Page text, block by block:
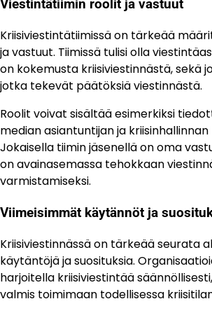
Viestintätiimin roolit ja vastuut
Kriisiviestintätiimissä on tärkeää
ja vastuut. Tiimissä tulisi olla
on kokemusta kriisiviestinnästä, sekä
jotka tekevät päätöksiä viestinnästä.
Roolit voivat sisältää esimerkiksi
median asiantuntijan ja
Jokaisella tiimin jäsenellä on oma
on avainasemassa tehokkaan
varmistamiseksi.
Viimeisimmät käytännöt ja
Kriisiviestinnässä on tärkeää seurata
käytäntöjä ja suosituksia.
harjoitella kriisiviestintää
valmis toimimaan todellisessa